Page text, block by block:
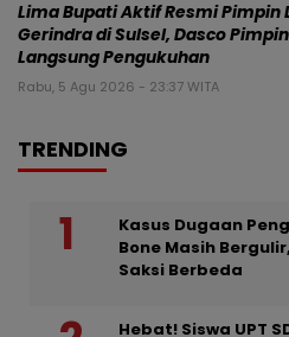
Lima Bupati Aktif Resmi Pimpin
Gerindra di Sulsel, Dasco Pimpin
Langsung Pengukuhan
Rabu, 5 Agu 2026 - 23:37 WITA
TRENDING
Kasus Dugaan
Bone Masih
Saksi Berbeda
Hebat! Siswa UPT